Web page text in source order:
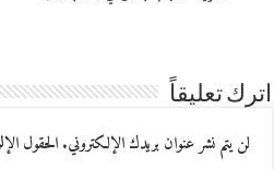
اترك تعليقاً
لن يتم نشر عنوان بريدك الإلكتروني.الحقول